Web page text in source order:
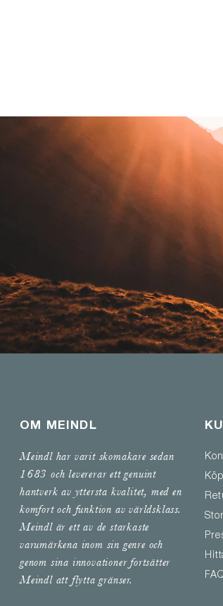
OM MEINDL
Meindl har varit skomakare sedan
1683 och levererar ett genuint
hantverk av yttersta kvalitet, med en
komfort och funktion av världsklass.
Meindl är ett av de starkaste
varumärkena inom sin genre och
genom sina innovationer fortsätter
Meindl att flytta gränser.